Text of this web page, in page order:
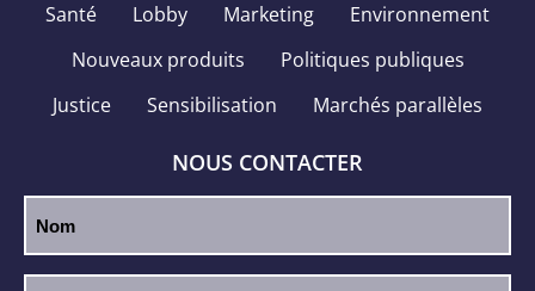
Santé Lobby Marketing
Environnement
Nouveaux produits
Politiques publiques
Justice
Sensibilisation Marchés parallèles
NOUS CONTACTER